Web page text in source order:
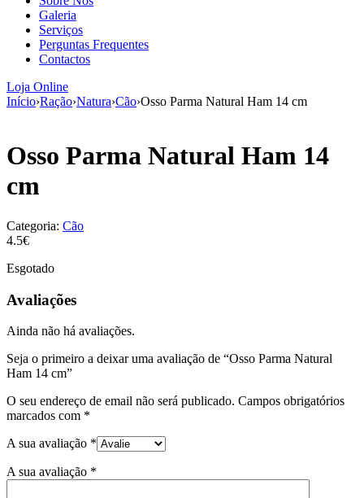
Galeria
Serviços
Perguntas Frequentes
Contactos
Loja Online
Início›Ração›Natura›Cão›Osso Parma Natural Ham 14 cm
Osso Parma Natural Ham 14
cm
Categoria: Cão
4.5€
Esgotado
Avaliações
Ainda não há avaliações.
Seja o primeiro a deixar uma avaliação de “Osso Parma Natural
Ham 14 cm”
O seu endereço de email não será publicado. Campos obrigatórios
marcados com *
A sua avaliação *
A sua avaliação *
aumenta a
probabilidade
de ver
conteúdo e
ofertas